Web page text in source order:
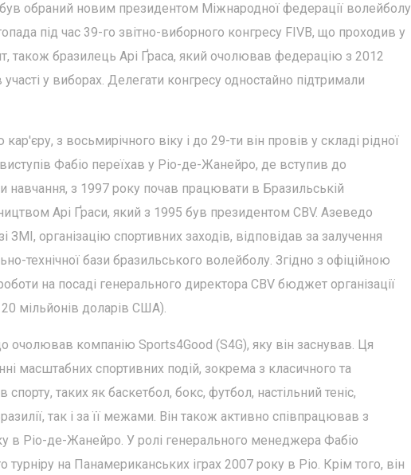
обраний новим президентом Міжнародної федерації волейболу
під час 39-го звітно-виборного конгресу FIVB, що проходив у
також бразилець Арі Ґраса, який очолював федерацію з 2012
у виборах. Делегати конгресу одностайно підтримали
з восьмирічного віку і до 29-ти він провів у складі рідної
Фабіо переїхав у Ріо-де-Жанейро, де вступив до
навчання, з 1997 року почав працювати в Бразильській
Арі Ґраси, який з 1995 був президентом CBV. Азеведо
ЗМІ, організацію спортивних заходів, відповідав за залучення
технічної бази бразильського волейболу. Згідно з офіційною
на посаді генерального директора CBV бюджет організації
мільйонів доларів США).
очолював компанію Sports4Good (S4G), яку він заснував. Ця
масштабних спортивних подій, зокрема з класичного та
таких як баскетбол, бокс, футбол, настільний теніс,
так і за її межами. Він також активно співпрацював з
в Ріо-де-Жанейро. У ролі генерального менеджера Фабіо
турніру на Панамериканських іграх 2007 року в Ріо. Крім того, він